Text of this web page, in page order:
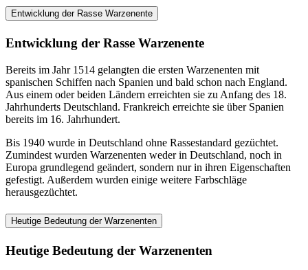
Entwicklung der Rasse Warzenente
Entwicklung der Rasse Warzenente
Bereits im Jahr 1514 gelangten die ersten Warzenenten mit
spanischen Schiffen nach Spanien und bald schon nach England.
Aus einem oder beiden Ländern erreichten sie zu Anfang des 18.
Jahrhunderts Deutschland. Frankreich erreichte sie über Spanien
bereits im 16. Jahrhundert.
Bis 1940 wurde in Deutschland ohne Rassestandard gezüchtet.
Zumindest wurden Warzenenten weder in Deutschland, noch in
Europa grundlegend geändert, sondern nur in ihren Eigenschaften
gefestigt. Außerdem wurden einige weitere Farbschläge
herausgezüchtet.
Heutige Bedeutung der Warzenenten
Heutige Bedeutung der Warzenenten